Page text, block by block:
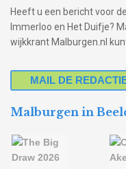
Heeft u een bericht voor
Immerloo en Het Duifje?
wijkkrant Malburgen.nl
MAIL DE
Malburgen in